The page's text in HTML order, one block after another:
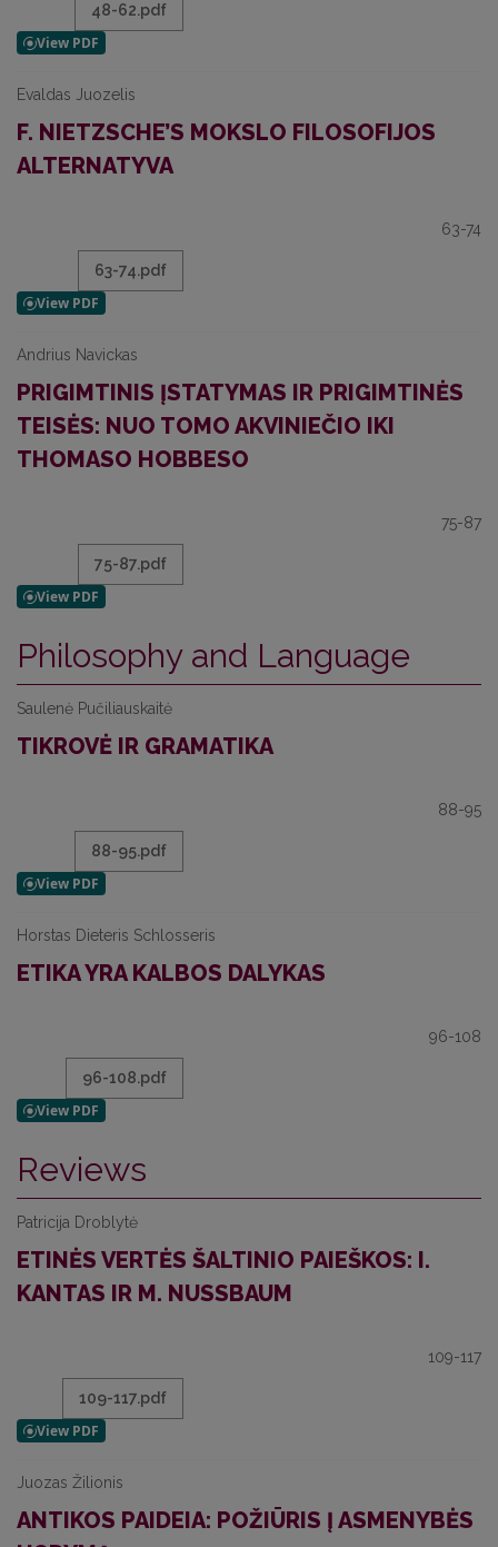
48-62.pdf
Evaldas Juozelis
F. NIETZSCHE’S MOKSLO FILOSOFIJOS
ALTERNATYVA
63-74
63-74.pdf
Andrius Navickas
PRIGIMTINIS ĮSTATYMAS IR PRIGIMTINĖS
TEISĖS: NUO TOMO AKVINIEČIO IKI
THOMASO HOBBESO
75-87
75-87.pdf
Philosophy and Language
Saulenė Pučiliauskaitė
TIKROVĖ IR GRAMATIKA
88-95
88-95.pdf
Horstas Dieteris Schlosseris
ETIKA YRA KALBOS DALYKAS
96-108
96-108.pdf
Reviews
Patricija Droblytė
ETINĖS VERTĖS ŠALTINIO PAIEŠKOS: I.
KANTAS IR M. NUSSBAUM
109-117
109-117.pdf
Juozas Žilionis
ANTIKOS PAIDEIA: POŽIŪRIS Į ASMENYBĖS